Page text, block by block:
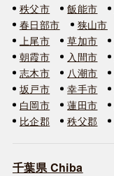
秩父市
飯能市
春日部市
狭山市
上尾市
草加市
朝霞市
入間市
志木市
八潮市
坂戸市
幸手市
白岡市
蓮田市
比企郡
秩父郡
千葉県 Chiba